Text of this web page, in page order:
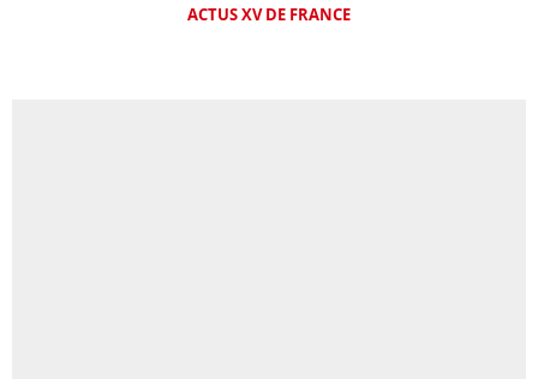
ACTUS XV DE FRANCE